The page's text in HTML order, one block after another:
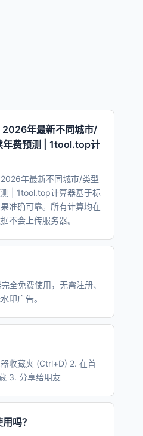
2026年最新不同城市/
年费预测 | 1tool.top计
年最新不同城市/类型
| 1tool.top计算器基于标
准确可靠。所有计算均在
不会上传服务器。
全免费使用，无需注册、
印广告。
收藏夹 (Ctrl+D) 2. 在首
3. 分享给朋友
吗？